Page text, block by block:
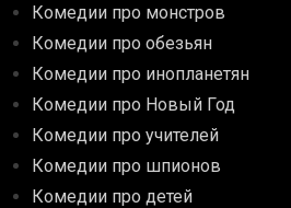
Комедии про монстров
Комедии про обезьян
Комедии про инопланетян
Комедии про Новый Год
Комедии про учителей
Комедии про шпионов
Комедии про детей